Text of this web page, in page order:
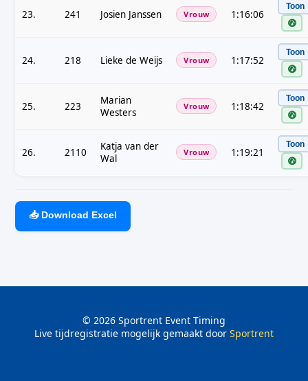
23. 241 Josien Janssen Vrouw 1:16:06
Toon
24. 218 Lieke de Weijs Vrouw 1:17:52
Toon
25. 223
Marian
Westers
Vrouw 1:18:42
Toon
26. 2110
Katja van der
Wal
Vrouw 1:19:21
Toon
📥 Download Excel
© 2026 Sportrent Event Timing
Live tijdregistratie mogelijk gemaakt door Sportrent